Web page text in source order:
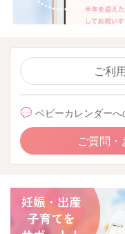
ご利
ベビーカレンダー
ご質問